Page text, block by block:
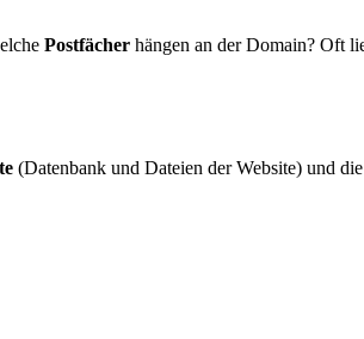
Postfächer hängen an der Domain? Oft
(Datenbank und Dateien der Website) und die